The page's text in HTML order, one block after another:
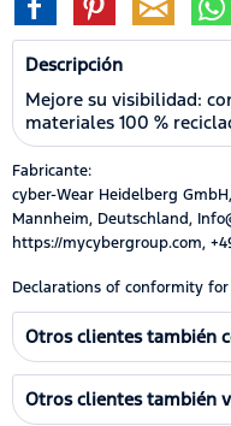
Descripción
Mejore su visibilidad:
materiales 100 %
Fabricante:
cyber-Wear Heidelberg
Mannheim, Deutschland,
https://mycybergroup.com,
Declarations of conformity
Otros clientes también
Otros clientes también